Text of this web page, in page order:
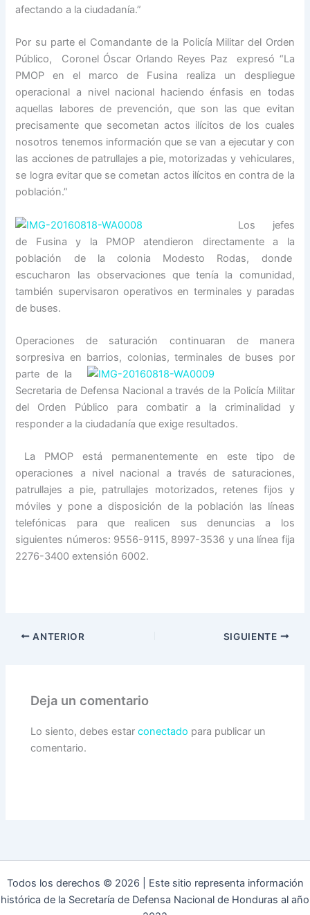
afectando a la ciudadanía.”
Por su parte el Comandante de la Policía Militar del Orden
Público,
Coronel Óscar Orlando Reyes Paz expresó “La
PMOP en el marco de Fusina realiza un despliegue
operacional a nivel nacional haciendo énfasis en todas
aquellas labores de prevención, que son las que evitan
precisamente que secometan actos ilícitos de los cuales
nosotros tenemos información que se van a ejecutar y con
las acciones de patrullajes a pie, motorizadas y vehiculares,
se logra evitar que se cometan actos ilícitos en contra de la
población.”
Los jefes
de Fusina y la PMOP atendieron directamente a la
población de la colonia Modesto Rodas, donde
escucharon las observaciones que tenía la comunidad,
también supervisaron operativos en terminales y paradas
de buses.
Operaciones de saturación continuaran de manera
sorpresiva en barrios, colonias, terminales de buses por
parte de la
Secretaria de Defensa Nacional a través de la Policía Militar
del Orden Público para combatir a la criminalidad y
responder a la ciudadanía que exige resultados.
La PMOP está permanentemente en este tipo de
operaciones a nivel nacional a través de saturaciones,
patrullajes a pie, patrullajes motorizados, retenes fijos y
móviles y pone a disposición de la población las líneas
telefónicas para que realicen sus denuncias a los
siguientes números: 9556-9115, 8997-3536 y una línea fija
2276-3400 extensión 6002.
ANTERIOR SIGUIENTE
Deja un comentario
Lo siento, debes estarconectado para publicar un
comentario.
Todos los derechos © 2026 | Este sitio representa información
histórica de la Secretaría de Defensa Nacional de Honduras al año